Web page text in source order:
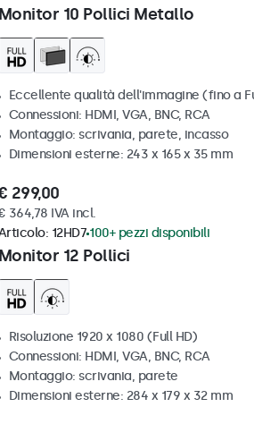
Monitor 10 Pollici Metallo
Eccellente qualità dell'immagine (fino a
Connessioni: HDMI, VGA, BNC, RCA
Montaggio: scrivania, parete, incasso
Dimensioni esterne: 243 x 165 x 35 mm
299,00
364,78 IVA incl.
Monitor 12 Pollici
12HD7 100+ pezzi disponibili
Risoluzione 1920 x 1080 (Full HD)
Connessioni: HDMI, VGA, BNC, RCA
Montaggio: scrivania, parete
Dimensioni esterne: 284 x 179 x 32 mm